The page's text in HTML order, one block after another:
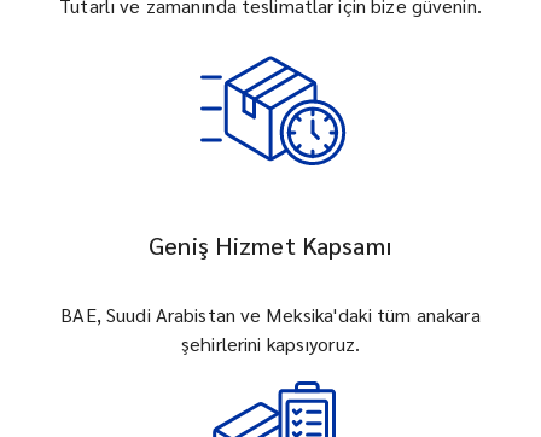
Tutarlı ve zamanında teslimatlar için bize güvenin.
Geniş Hizmet Kapsamı
BAE, Suudi Arabistan ve Meksika'daki tüm anakara
şehirlerini kapsıyoruz.